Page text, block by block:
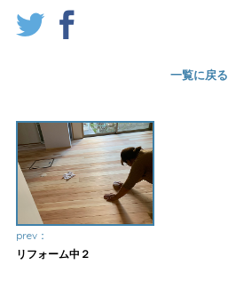
一覧に戻る
prev：
リフォーム中２